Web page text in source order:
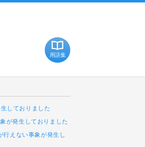
用語集
しておりました
が発生しておりました
行えない事象が発生し